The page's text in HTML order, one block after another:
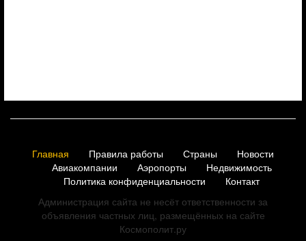
Главная Правила работы Страны
Новости
Авиакомпании
Аэропорты
Недвижимость
Политика конфиденциальности
Контакт
Администрация сайта не несёт ответственности за
объявления частных лиц, размещённых на сайте
Космополит.ру